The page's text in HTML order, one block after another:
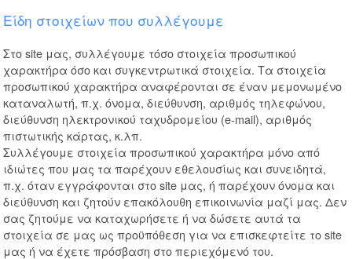
Είδη στοιχείων που συλλέγουμε
Στο site μας, συλλέγουμε τόσο στοιχεία προσωπικού
χαρακτήρα όσο και συγκεντρωτικά στοιχεία. Τα στοιχεία
προσωπικού χαρακτήρα αναφέρονται σε έναν μεμονωμένο
καταναλωτή, π.χ. όνομα, διεύθυνση, αριθμός τηλεφώνου,
διεύθυνση ηλεκτρονικού ταχυδρομείου (e-mail), αριθμός
πιστωτικής κάρτας, κ.λπ.
Συλλέγουμε στοιχεία προσωπικού χαρακτήρα μόνο από
ιδιώτες που μας τα παρέχουν εθελουσίως και συνειδητά,
π.χ. όταν εγγράφονται στο site μας, ή παρέχουν όνομα και
διεύθυνση και ζητούν επακόλουθη επικοινωνία μαζί μας. Δεν
σας ζητούμε να καταχωρήσετε ή να δώσετε αυτά τα
στοιχεία σε μας ως προϋπόθεση για να επισκεφτείτε το site
μας ή να έχετε πρόσβαση στο περιεχόμενό του.